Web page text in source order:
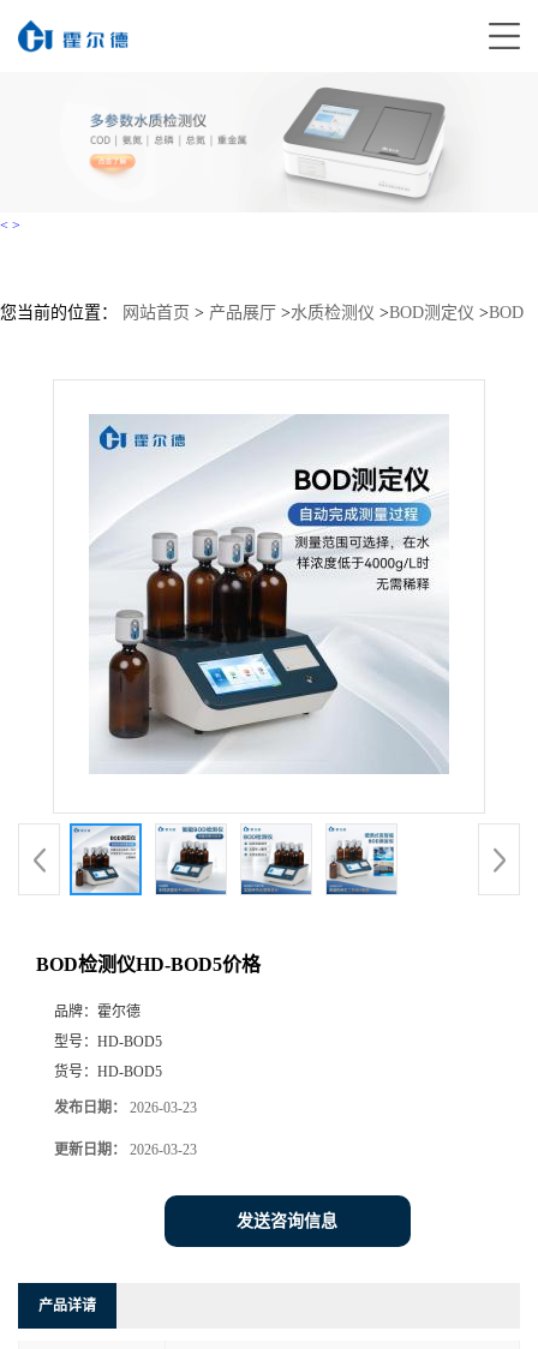
< >
您当前的位置： 网站首页 > 产品展厅 >水质检测仪 >BOD测定仪 >BOD
BOD检测仪HD-BOD5价格
品牌： 霍尔德
型号： HD-BOD5
货号： HD-BOD5
发布日期： 2026-03-23
更新日期： 2026-03-23
发送咨询信息
产品详请